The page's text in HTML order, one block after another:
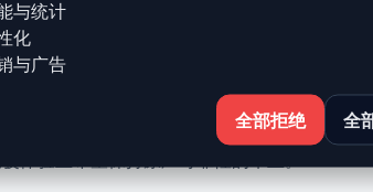
4M MK2 2019 et + S
435 Cv(4.0) 的 Stage 1 升级结合了性能
体验且希望保持原厂可靠性的车主。
与统计
化
与广告
全部拒绝 全